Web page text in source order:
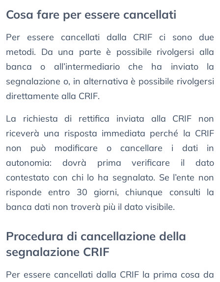
Cosa fare per essere cancellati
Per essere cancellati dalla CRIF ci sono due
metodi. Da una parte è possibile rivolgersi alla
banca o all’intermediario che ha inviato la
segnalazione o, in alternativa è possibile rivolgersi
direttamente alla CRIF.
La richiesta di rettifica inviata alla CRIF non
riceverà una risposta immediata perché la CRIF
non può modificare o cancellare i dati in
autonomia: dovrà prima verificare il dato
contestato con chi lo ha segnalato. Se l’ente non
risponde entro 30 giorni, chiunque consulti la
banca dati non troverà più il dato visibile.
Procedura di cancellazione della
segnalazione CRIF
Per essere cancellati dalla CRIF la prima cosa da